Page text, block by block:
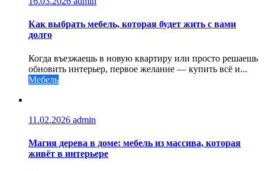
Как выбрать мебель, которая будет жить с вами
долго
Когда въезжаешь в новую квартиру или просто решаешь
обновить интерьер, первое желание — купить всё и...
Мебель
11.02.2026 admin
Магия дерева в доме: мебель из массива, которая
живёт в интерьере